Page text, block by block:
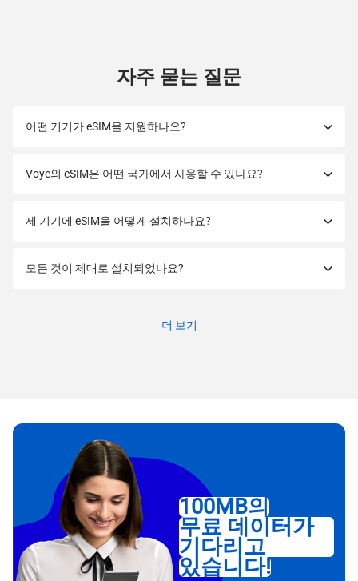
자주 묻는 질문
어떤 기기가 eSIM을 지원하나요?
Voye의 eSIM은 어떤 국가에서 사용할 수 있나요?
제 기기에 eSIM을 어떻게 설치하나요?
모든 것이 제대로 설치되었나요?
더 보기
100MB의
무료 데이터가
기다리고
있습니다!